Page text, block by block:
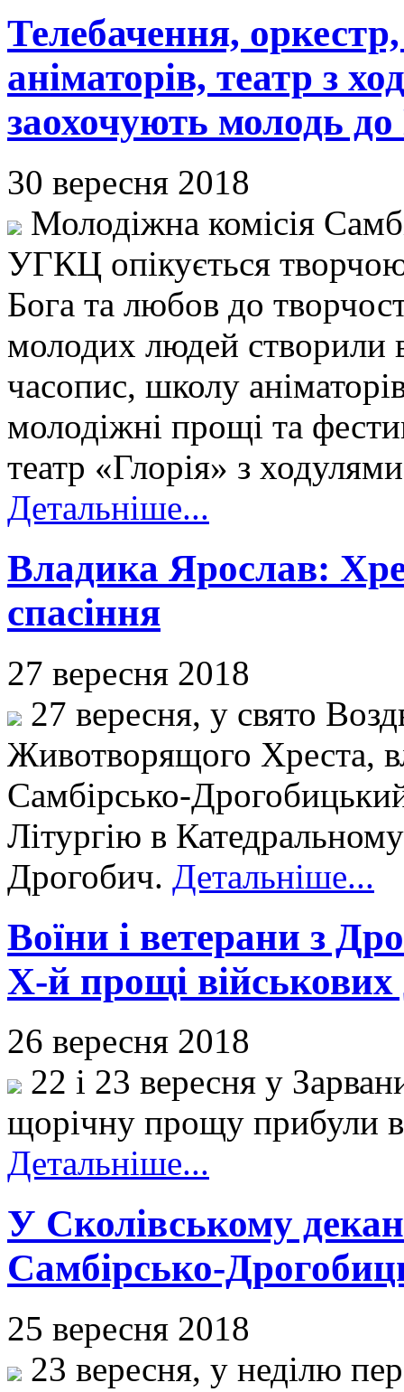
Телебачення,
аніматорів, театр з
заохочують молодь
30 вересня 2018
Молодіжна комісія
УГКЦ опікується
Бога та любов до
молодих людей створили
часопис, школу
молодіжні прощі та
театр «Глорія» з
Детальніше...
Владика Ярослав:
спасіння
27 вересня 2018
27 вересня, у свято
Животворящого Хреста,
Самбірсько-
Літургію в
Дрогобич. Детальніше...
Воїни і ветерани з
Х-й прощі військових
26 вересня 2018
22 і 23 вересня у
щорічну прощу прибули
Детальніше...
У Сколівському
Самбірсько-
25 вересня 2018
23 вересня, у неділю